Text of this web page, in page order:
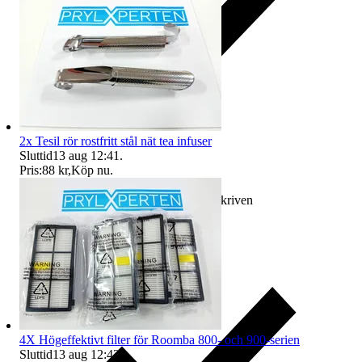
Ersättning om varan inte är som beskriven
2x Tesil rör rostfritt stål nät tea infuser
Sluttid13 aug 12:41 .
Pris:88 kr,Köp nu.
4X Högeffektivt filter för Roomba 800- och 900-serien
Sluttid13 aug 12:42